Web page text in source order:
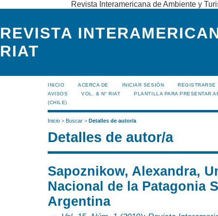
Revista Interamericana de Ambiente y
REVISTA
RIAT
INICIO ACERCA DE INICIAR SESIÓN
REGISTRARSE
AVISOS
VOL. & N° RIAT
PLANTILLA PARA PRESENTAR
(CHILE)
Inicio > Buscar > Detalles de autor/a
Detalles de autor/a
Sapoznikow, Alexandra,
Nacional de la Patagonia
Argentina